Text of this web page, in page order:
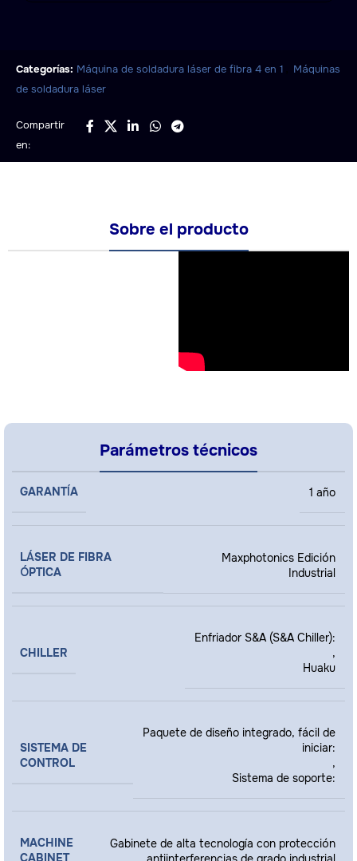
Categorías: Máquina de soldadura láser de fibra 4 en 1
Máquinas
de soldadura láser
Compartir
en:
Sobre el producto
Parámetros técnicos
GARANTÍA 1 año
LÁSER DE FIBRA
ÓPTICA
Maxphotonics Edición
Industrial
CHILLER
Enfriador S&A (S&A Chiller):
,
Huaku
SISTEMA DE
CONTROL
Paquete de diseño integrado, fácil de
iniciar:
,
Sistema de soporte:
MACHINE
CABINET
Gabinete de alta tecnología con protección